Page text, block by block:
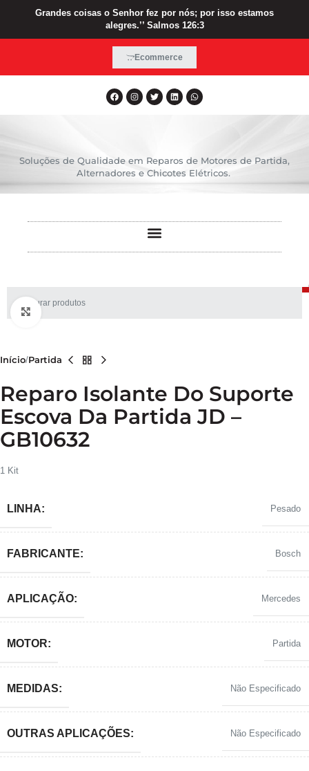
Grandes coisas o Senhor fez por nós; por isso estamos
alegres.’’ Salmos 126:3
Ecommerce
Soluções de Qualidade em Reparos de Motores de Partida,
Alternadores e Chicotes Elétricos.
Início Partida
Reparo Isolante Do Suporte
Escova Da Partida JD –
GB10632
1 Kit
LINHA: Pesado
FABRICANTE: Bosch
APLICAÇÃO: Mercedes
MOTOR: Partida
MEDIDAS: Não Especificado
OUTRAS APLICAÇÕES: Não Especificado